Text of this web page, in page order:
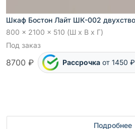
Шкаф Бостон Лайт ШК-002
800 x 2100 x 510 (Ш x В x Г)
Под заказ
8700 ₽ Рассрочка от 1450 ₽
Подробнее